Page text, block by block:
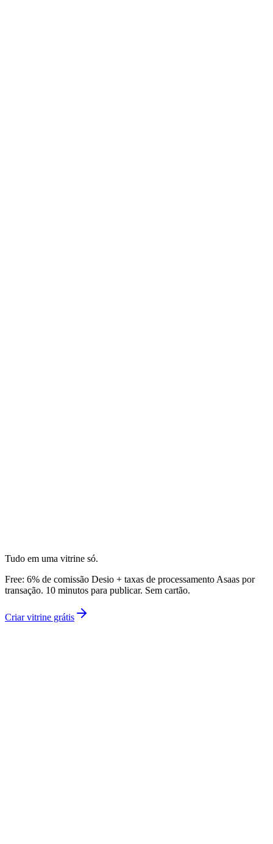
Ver Fidelidade
Tudo em uma vitrine só.
Free: 6% de comissão Desio + taxas de processamento Asaas por
transação. 10 minutos para publicar. Sem cartão.
Criar vitrine grátis